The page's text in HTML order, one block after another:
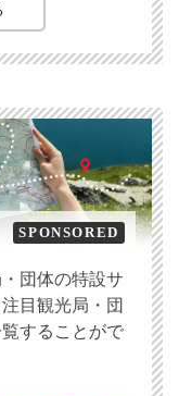
SPONSORED
団体の特設サ
目観光局・団
することがで